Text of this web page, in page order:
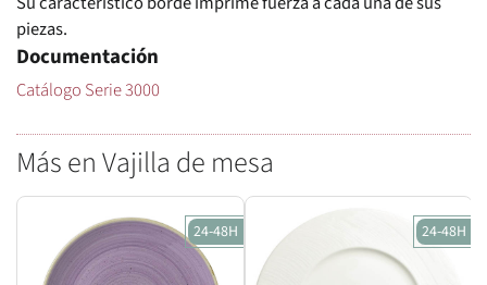
piezas.
Documentación
Catálogo Serie 3000
Más en Vajilla de mesa
24-48H 24-48H